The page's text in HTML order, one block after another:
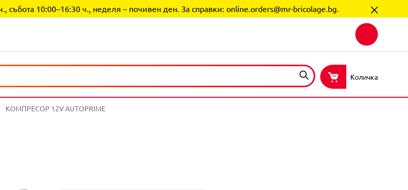
събота 10:00–16:30 ч., неделя – почивен ден. За справки: online.orders@mr-bricolage.bg.
Количка
КОМПРЕСОР 12V AUTOPRIME